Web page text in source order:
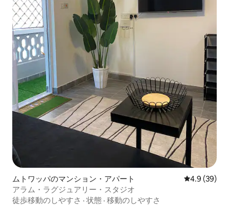
ムトワッパのマンション・アパート レビュー39
4.9 (39)
アラム・ラグジュアリー・スタジオ
徒歩移動のしやすさ · 状態 · 移動のしやすさ